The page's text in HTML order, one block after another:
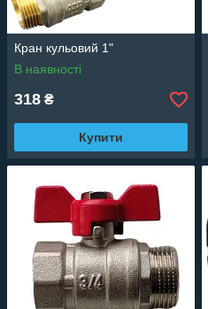
Кран кульовий 1"
В наявності
318 ₴
Купити